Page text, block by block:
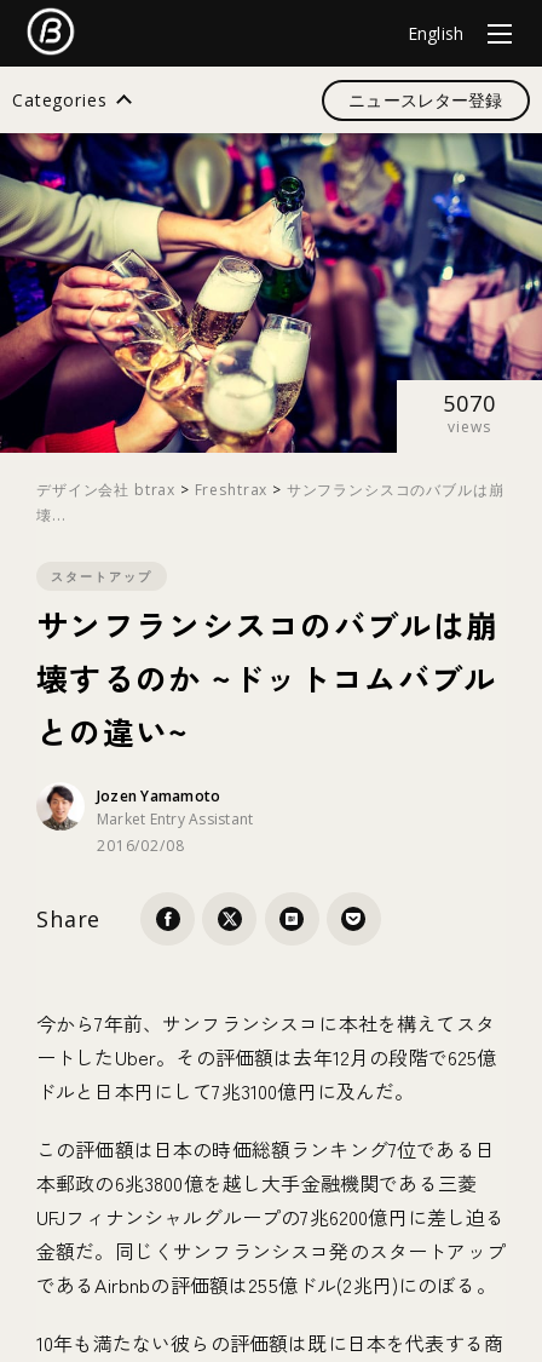
English
Categories
検索
すべて
デザイン
イノベーション
テクノロジー
ブランディング
ニュースレター登録
5070
views
デザイン会社 btrax > Freshtrax > サンフランシスコのバブルは崩
壊...
スタートアップ
サンフランシスコのバブルは崩
壊するのか ~ドットコムバブル
との違い~
Jozen Yamamoto
Market Entry Assistant
2016/02/08
Share
今から7年前、サンフランシスコに本社を構えてスタ
ートしたUber。その評価額は去年12月の段階で625億
ドルと日本円にして7兆3100億円に及んだ。
この評価額は日本の時価総額ランキング7位である日
本郵政の6兆3800億を越し大手金融機関である三菱
UFJフィナンシャルグループの7兆6200億円に差し迫る
金額だ。同じくサンフランシスコ発のスタートアップ
であるAirbnbの評価額は255億ドル(2兆円)にのぼる。
10年も満たない彼らの評価額は既に日本を代表する商